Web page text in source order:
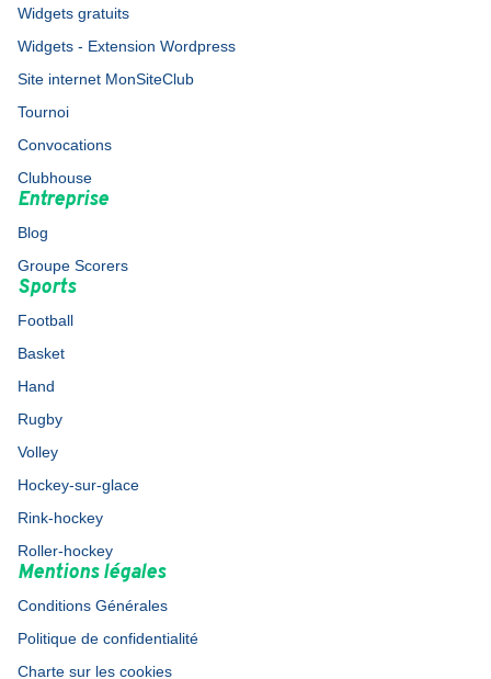
Widgets gratuits
Widgets - Extension Wordpress
Site internet MonSiteClub
Tournoi
Convocations
Clubhouse
Entreprise
Blog
Groupe Scorers
Sports
Football
Basket
Hand
Rugby
Volley
Hockey-sur-glace
Rink-hockey
Roller-hockey
Mentions légales
Conditions Générales
Politique de confidentialité
Charte sur les cookies